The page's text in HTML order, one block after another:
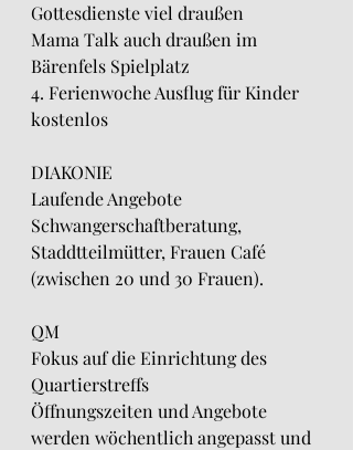
Gottesdienste viel draußen
Mama Talk auch draußen im
Bärenfels Spielplatz
4. Ferienwoche Ausflug für Kinder
kostenlos
DIAKONIE
Laufende Angebote
Schwangerschaftberatung,
Staddtteilmütter, Frauen Café
(zwischen 20 und 30 Frauen).
QM
Fokus auf die Einrichtung des
Quartierstreffs
Öffnungszeiten und Angebote
werden wöchentlich angepasst und